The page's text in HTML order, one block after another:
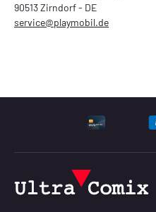
90513 Zirndorf - DE
service@playmobil.de